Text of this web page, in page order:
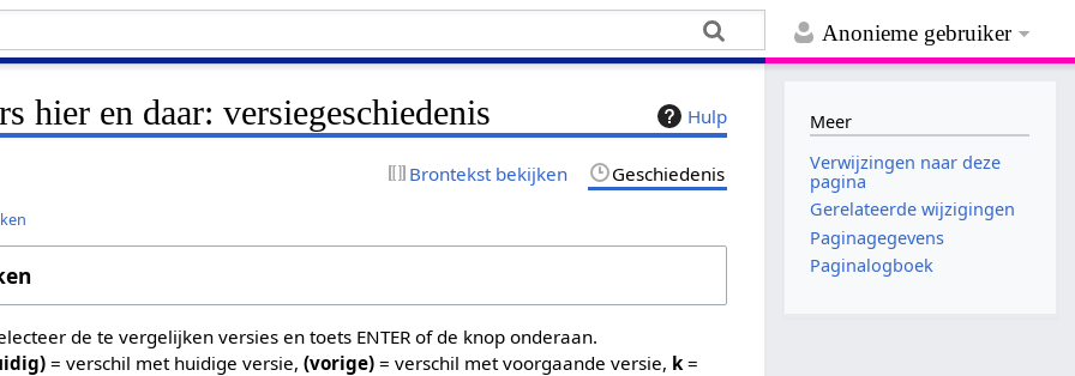
Anonieme gebruiker
Hulp
hier en daar: versiegeschiedenis
Brontekst bekijken Geschiedenis
de te vergelijken versies en toets ENTER of de knop onderaan.
= verschil met huidige versie,(vorige) = verschil met voorgaande versie, k =
Meer
Verwijzingen naar deze
pagina
Gerelateerde wijzigingen
Paginagegevens
Paginalogboek